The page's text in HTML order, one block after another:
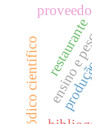
periódico científico restaurante